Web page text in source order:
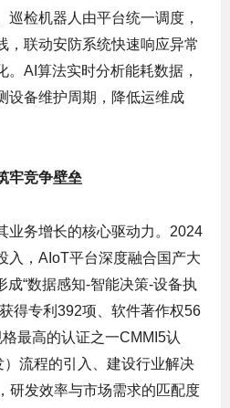
巡检机器人由平台统一调度，
，联动安防系统快速响应异常
。AI算法实时分析能耗数据，
设备维护周期，降低运维成
牢竞争壁垒
业务增长的核心驱动力。2024
入，AIoT平台深度融合国产大
“数据感知-智能决策-设备执
得专利392项、软件著作权56
最高的认证之一CMMI5认
流程的引入、建设行业解决
研发效率与市场需求的匹配度